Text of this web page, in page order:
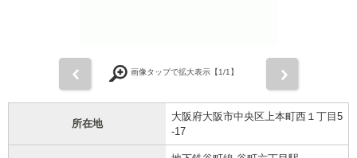
画像タップで拡大表示【1/1】
所在地
大阪府大阪市中央区上本町西１丁目5
-17